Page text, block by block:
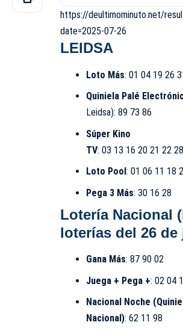
https://deultimominuto.net/
date=2025-07-26
LEIDSA
Loto Más: 01 04 19 26
Quiniela Palé
Leidsa): 89 73 86
Súper Kino
TV: 03 13 16 20 21 22
Loto Pool : 01 06 11 18
Pega 3 Más: 30 16 28
Lotería Nacional
loterías del 26 de
Gana Más: 87 90 02
Juega + Pega +: 02 04
Nacional Noche
Nacional): 62 11 98